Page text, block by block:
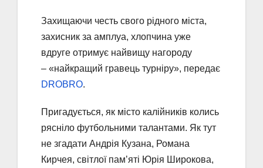
Захищаючи честь свого рідного міста,
захисник за амплуа, хлопчина уже
вдруге отримує найвищу нагороду
– «найкращий гравець турніру», передає
DROBRO.
Пригадується, як місто калійників колись
рясніло футбольними талантами. Як тут
не згадати Андрія Кузана, Романа
Кирчея, світлої памʼяті Юрія Широкова,